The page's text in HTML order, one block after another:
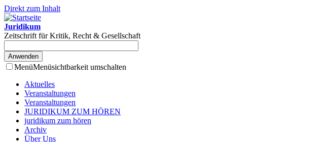
Direkt zum Inhalt
Juridikum
Zeitschrift für Kritik, Recht & Gesellschaft
MenüMenüsichtbarkeit umschalten
Aktuelles
Veranstaltungen
Veranstaltungen
JURIDIKUM ZUM HÖREN
juridikum zum hören
Archiv
Über Uns